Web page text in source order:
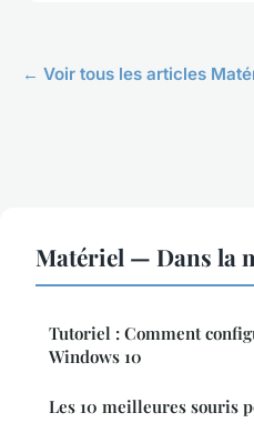
← Voir tous les articles
Matériel — Dans la
Tutoriel : Comment
Windows 10
Les 10 meilleures souris